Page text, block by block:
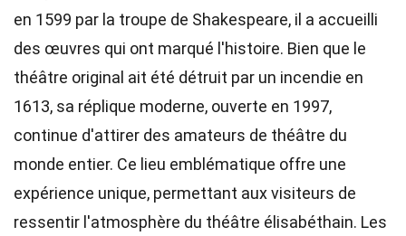
en 1599 par la troupe de Shakespeare, il a accueilli
des œuvres qui ont marqué l'histoire. Bien que le
théâtre original ait été détruit par un incendie en
1613, sa réplique moderne, ouverte en 1997,
continue d'attirer des amateurs de théâtre du
monde entier. Ce lieu emblématique offre une
expérience unique, permettant aux visiteurs de
ressentir l'atmosphère du théâtre élisabéthain. Les